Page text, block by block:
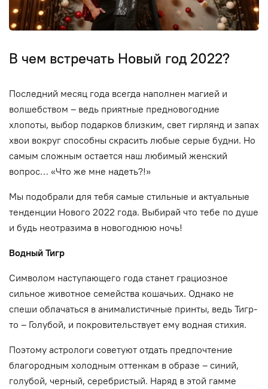
В чем встречать Новый год 2022?
Последний месяц года всегда наполнен магией и
волшебством – ведь приятные предновогодние
хлопоты, выбор подарков близким, свет гирлянд и запах
хвои вокруг способны скрасить любые серые будни. Но
самым сложным остается наш любимый женский
вопрос… «Что же мне надеть?!»
Мы подобрали для тебя самые стильные и актуальные
тенденции Нового 2022 года. Выбирай что тебе по душе
и будь неотразима в новогоднюю ночь!
Водный Тигр
Символом наступающего года станет грациозное
сильное животное семейства кошачьих. Однако не
спеши облачаться в анималистичные принты, ведь Тигр-
то – Голубой, и покровительствует ему водная стихия.
Поэтому астрологи советуют отдать предпочтение
благородным холодным оттенкам в образе – синий,
голубой, черный, серебристый. Наряд в этой гамме